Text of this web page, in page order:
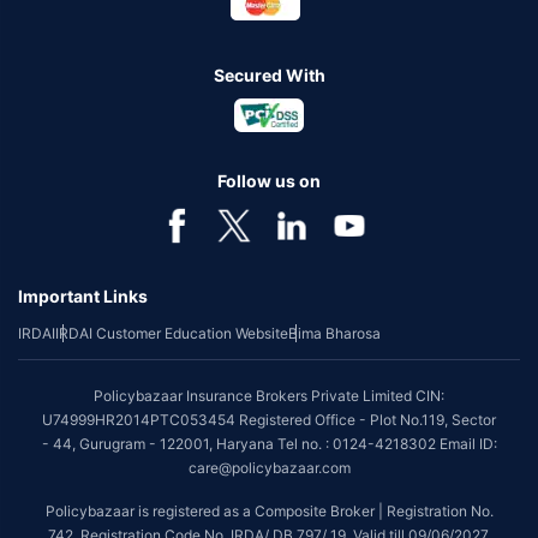
Secured With
Follow us on
Important Links
IRDAIIRDAI Customer Education WebsiteBima Bharosa
Policybazaar Insurance Brokers Private Limited CIN:
U74999HR2014PTC053454 Registered Office - Plot No.119, Sector
- 44, Gurugram - 122001, Haryana Tel no. : 0124-4218302 Email ID:
care@policybazaar.com
Policybazaar is registered as a Composite Broker | Registration No.